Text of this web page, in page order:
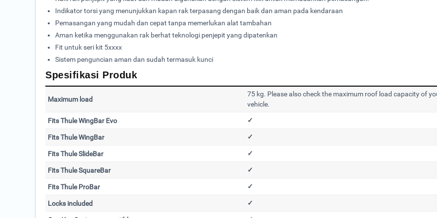
Indikator torsi yang menunjukkan kapan rak terpasang dengan baik dan aman pada kendaraan
Pemasangan yang mudah dan cepat tanpa memerlukan alat tambahan
Aman ketika menggunakan rak berhat teknologi penjepit yang dipatenkan
Fit untuk seri kit 5xxxx
Sistem penguncian aman dan sudah termasuk kunci
Spesifikasi Produk
Maximum load
75 kg. Please also check the maximum roof load capacity of
vehicle.
Fits Thule WingBar Evo ✓
Fits Thule WingBar ✓
Fits Thule SlideBar ✓
Fits Thule SquareBar ✓
Fits Thule ProBar ✓
Locks included ✓